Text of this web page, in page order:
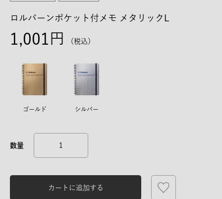
ロルバーンポケット付メモ メタリックL
1,001 税込
ゴールド シルバー
カートに追加する